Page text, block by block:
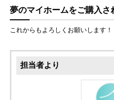
夢のマイホームをご購入さ
これからもよろしくお願いします！
担当者より